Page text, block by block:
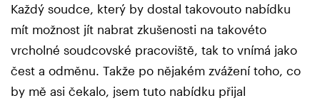
Každý soudce, který by dostal takovouto nabídku
mít možnost jít nabrat zkušenosti na takovéto
vrcholné soudcovské pracoviště, tak to vnímá jako
čest a odměnu. Takže po nějakém zvážení toho, co
by mě asi čekalo, jsem tuto nabídku přijal